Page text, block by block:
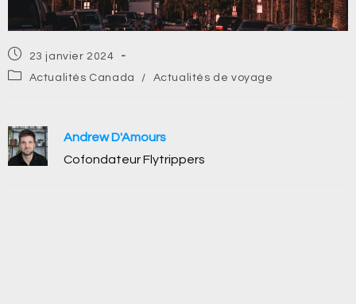
Post
published:
23 janvier 2024
PostActualités Canada / Actualités de voyage
Andrew D'Amours
Cofondateur Flytrippers